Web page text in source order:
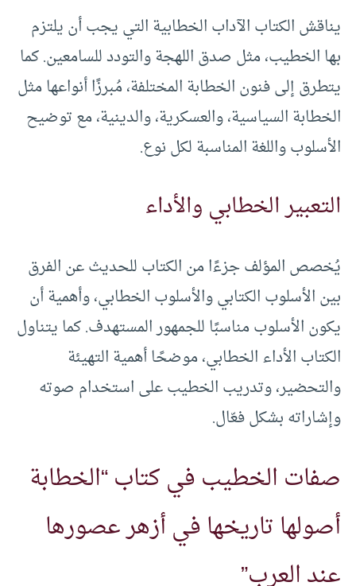
يناقش الكتاب الآداب الخطابية التي يجب أن يلتزم
بها الخطيب، مثل صدق اللهجة والتودد للسامعين. كما
يتطرق إلى فنون الخطابة المختلفة، مُبرزًا أنواعها مثل
الخطابة السياسية، والعسكرية، والدينية، مع توضيح
الأسلوب واللغة المناسبة لكل نوع.
التعبير الخطابي والأداء
يُخصص المؤلف جزءًا من الكتاب للحديث عن الفرق
بين الأسلوب الكتابي والأسلوب الخطابي، وأهمية أن
يكون الأسلوب مناسبًا للجمهور المستهدف. كما يتناول
الكتاب الأداء الخطابي، موضحًا أهمية التهيئة
والتحضير، وتدريب الخطيب على استخدام صوته
وإشاراته بشكل فعّال.
صفات الخطيب في كتاب “الخطابة
أصولها تاريخها في أزهر عصورها
عند العرب”